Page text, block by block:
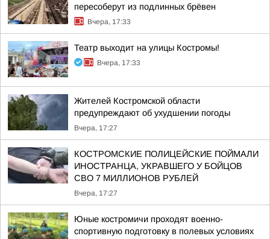
пересоберут из подлинных брёвен
Вчера, 17:33
Театр выходит на улицы Костромы!
Вчера, 17:33
Жителей Костромской области
предупреждают об ухудшении погоды
Вчера, 17:27
КОСТРОМСКИЕ ПОЛИЦЕЙСКИЕ ПОЙМАЛИ
ИНОСТРАНЦА, УКРАВШЕГО У БОЙЦОВ
СВО 7 МИЛЛИОНОВ РУБЛЕЙ
Вчера, 17:27
Юные костромичи проходят военно-
спортивную подготовку в полевых условиях